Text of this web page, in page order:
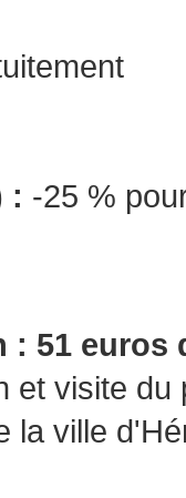
: -25 %
: 51 euros
et visite
la ville